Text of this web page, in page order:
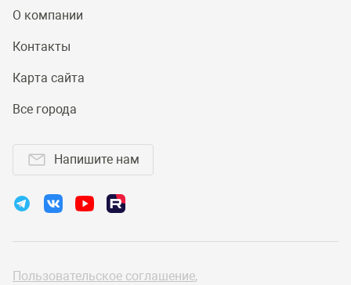
О компании
Контакты
Карта сайта
Все города
Напишите нам
Пользовательское соглашение,